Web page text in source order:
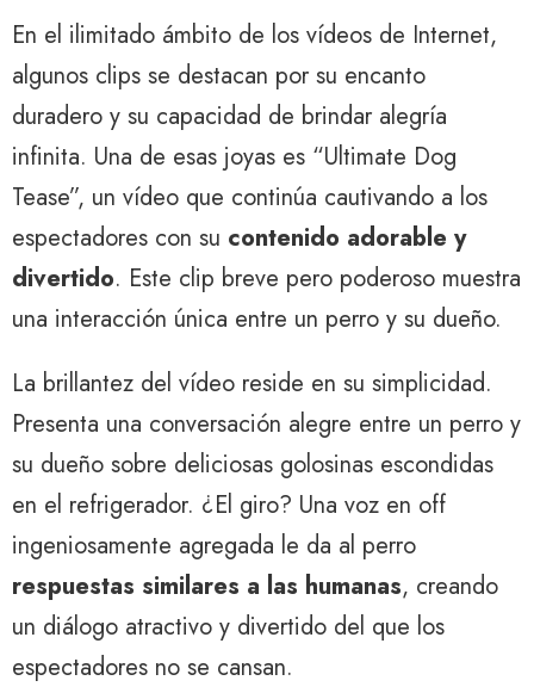
En el ilimitado ámbito de los vídeos de Internet,
algunos clips se destacan por su encanto
duradero y su capacidad de brindar alegría
infinita. Una de esas joyas es “Ultimate Dog
Tease”, un vídeo que continúa cautivando a los
espectadores con su contenido adorable y
divertido. Este clip breve pero poderoso muestra
una interacción única entre un perro y su dueño.
La brillantez del vídeo reside en su simplicidad.
Presenta una conversación alegre entre un perro y
su dueño sobre deliciosas golosinas escondidas
en el refrigerador. ¿El giro? Una voz en off
ingeniosamente agregada le da al perro
respuestas similares a las humanas, creando
un diálogo atractivo y divertido del que los
espectadores no se cansan.